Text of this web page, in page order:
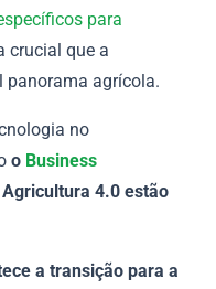
para
crucial que a
panorama agrícola.
no
o Business
4.0 estão
a transição para a